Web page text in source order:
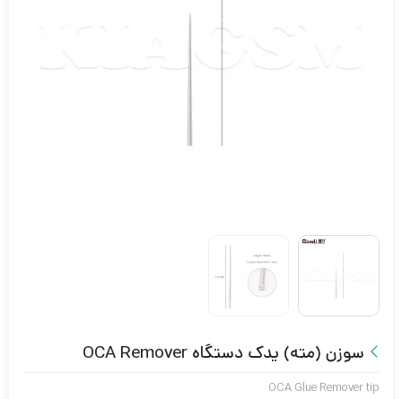
سوزن (مته) یدک دستگاه OCA Remover
OCA Glue Remover tip